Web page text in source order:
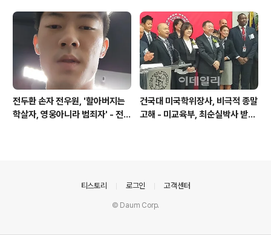
전두환 손자 전우원, '할아버지는
학살자, 영웅아니라 범죄자' - 전재
건국대 미국학위장사, 비극적 종말
고해 - 미교육부, 최순실박사 받은
티스토리 로그인 고객센터
© Daum Corp.